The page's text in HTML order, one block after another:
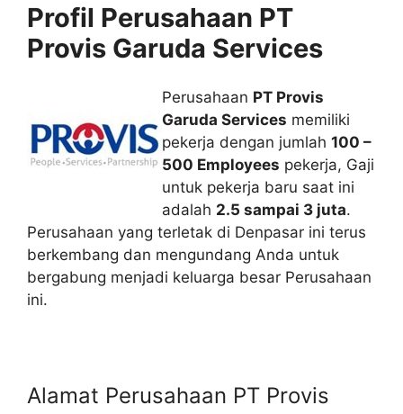
Profil Perusahaan PT
Provis Garuda Services
Perusahaan PT Provis
Garuda Services memiliki
pekerja dengan jumlah 100 –
500 Employees pekerja, Gaji
untuk pekerja baru saat ini
adalah 2.5 sampai 3 juta.
Perusahaan yang terletak di Denpasar ini terus
berkembang dan mengundang Anda untuk
bergabung menjadi keluarga besar Perusahaan
ini.
Alamat Perusahaan PT Provis